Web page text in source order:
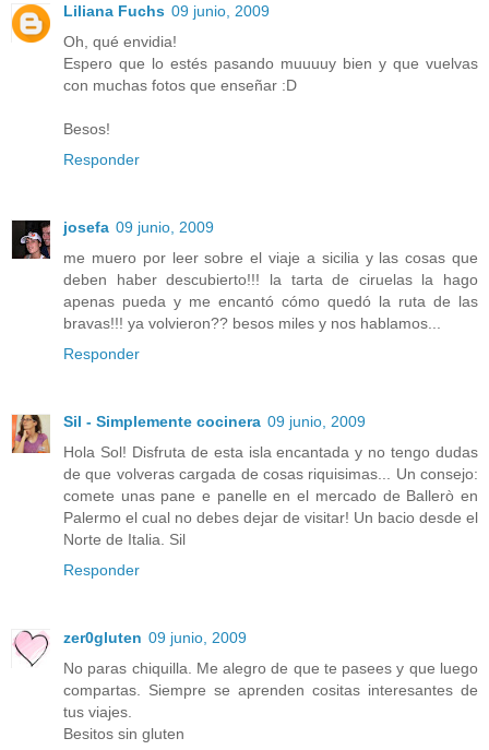
Liliana Fuchs 09 junio, 2009
Oh, qué envidia!
Espero que lo estés pasando muuuuy bien y que vuelvas
con muchas fotos que enseñar :D
Besos!
Responder
josefa 09 junio, 2009
me muero por leer sobre el viaje a sicilia y las cosas que
deben haber descubierto!!! la tarta de ciruelas la hago
apenas pueda y me encantó cómo quedó la ruta de las
bravas!!! ya volvieron?? besos miles y nos hablamos...
Responder
Sil - Simplemente cocinera 09 junio, 2009
Hola Sol! Disfruta de esta isla encantada y no tengo dudas
de que volveras cargada de cosas riquisimas... Un consejo:
comete unas pane e panelle en el mercado de Ballerò en
Palermo el cual no debes dejar de visitar! Un bacio desde el
Norte de Italia. Sil
Responder
zer0gluten 09 junio, 2009
No paras chiquilla. Me alegro de que te pasees y que luego
compartas. Siempre se aprenden cositas interesantes de
tus viajes.
Besitos sin gluten